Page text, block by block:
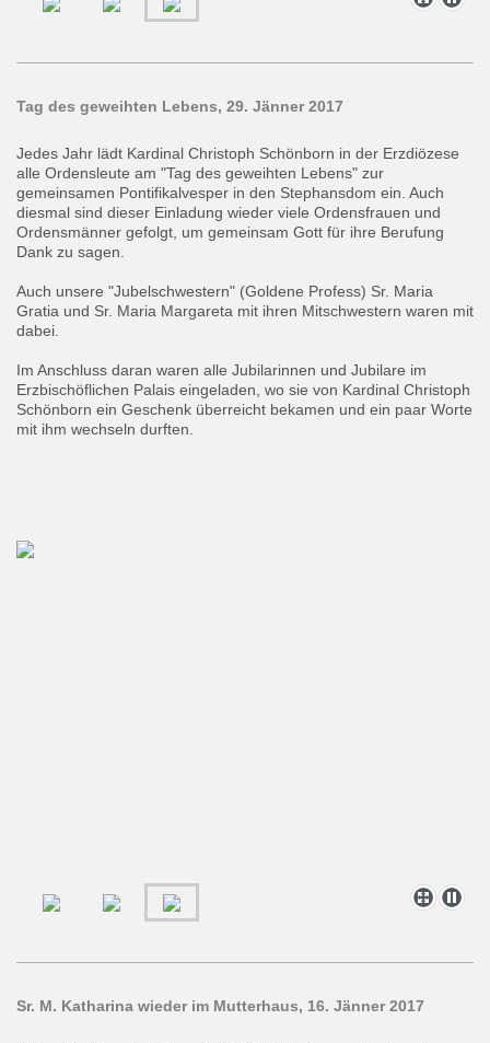
Tag des geweihten Lebens, 29. Jänner 2017
Jedes Jahr lädt Kardinal Christoph Schönborn in der Erzdiözese
alle Ordensleute am "Tag des geweihten Lebens" zur
gemeinsamen Pontifikalvesper in den Stephansdom ein. Auch
diesmal sind dieser Einladung wieder viele Ordensfrauen und
Ordensmänner gefolgt, um gemeinsam Gott für ihre Berufung
Dank zu sagen.
Auch unsere "Jubelschwestern" (Goldene Profess) Sr. Maria
Gratia und Sr. Maria Margareta mit ihren Mitschwestern waren mit
dabei.
Im Anschluss daran waren alle Jubilarinnen und Jubilare im
Erzbischöflichen Palais eingeladen, wo sie von Kardinal Christoph
Schönborn ein Geschenk überreicht bekamen und ein paar Worte
mit ihm wechseln durften.
Sr. M. Katharina wieder im Mutterhaus, 16. Jänner 2017